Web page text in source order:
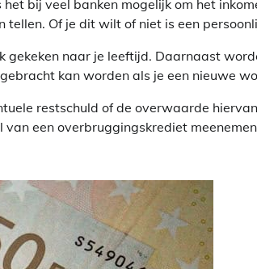
bij veel banken mogelijk om het
Of je dit wilt of niet is een
gekeken naar je leeftijd. Daarnaast
kan worden als je een nieuwe
restschuld of de overwaarde
een overbruggingskrediet